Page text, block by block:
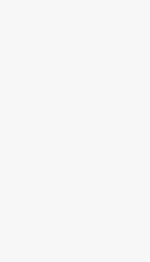
Ces
prévision
marché